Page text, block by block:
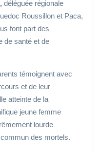
déléguée régionale
Roussillon et Paca,
font part des
de santé et de
témoignent avec
et de leur
atteinte de la
jeune femme
lourde
des mortels.